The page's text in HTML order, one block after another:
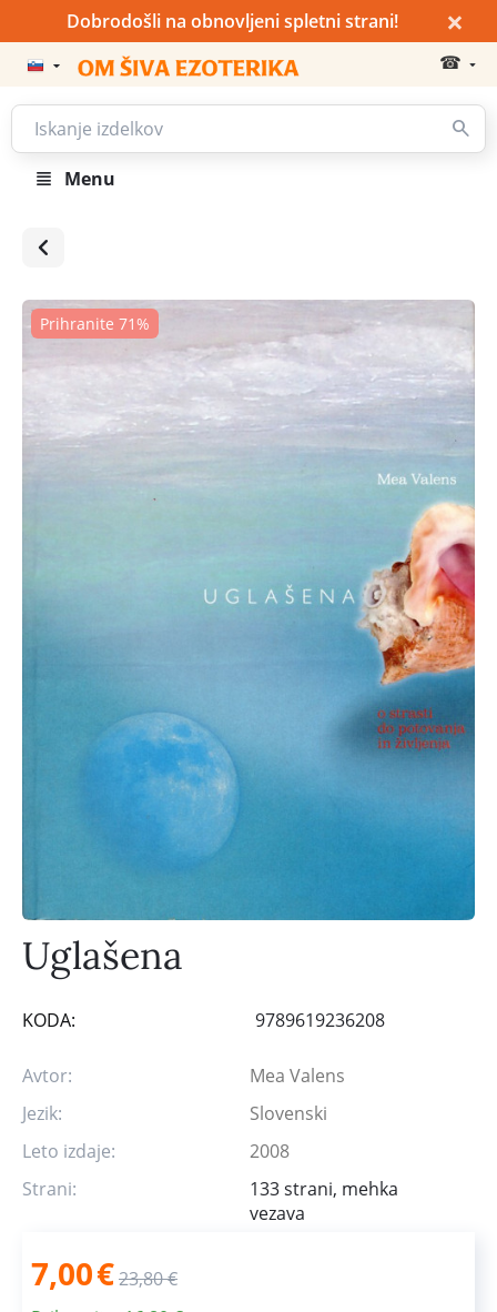
Dobrodošli na obnovljeni spletni strani! ×
☎
Menu
Prihranite 71%
Uglašena
KODA: 9789619236208
Avtor:
Mea Valens
Jezik:
Slovenski
Leto izdaje:
2008
Strani:
133 strani, mehka
vezava
7,00€23,80€